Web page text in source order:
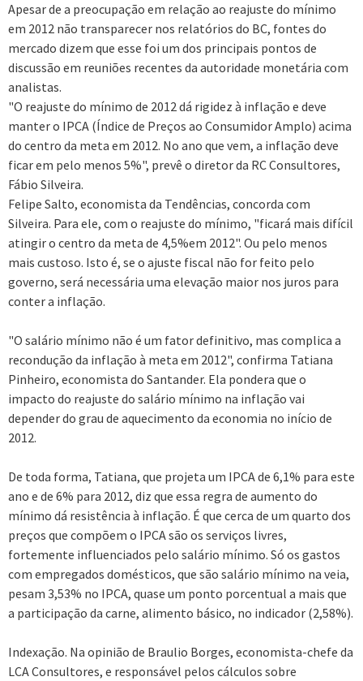
Apesar de a preocupação em relação ao reajuste do mínimo
em 2012 não transparecer nos relatórios do BC, fontes do
mercado dizem que esse foi um dos principais pontos de
discussão em reuniões recentes da autoridade monetária com
analistas.
"O reajuste do mínimo de 2012 dá rigidez à inflação e deve
manter o IPCA (Índice de Preços ao Consumidor Amplo) acima
do centro da meta em 2012. No ano que vem, a inflação deve
ficar em pelo menos 5%", prevê o diretor da RC Consultores,
Fábio Silveira.
Felipe Salto, economista da Tendências, concorda com
Silveira. Para ele, com o reajuste do mínimo, "ficará mais difícil
atingir o centro da meta de 4,5%em 2012". Ou pelo menos
mais custoso. Isto é, se o ajuste fiscal não for feito pelo
governo, será necessária uma elevação maior nos juros para
conter a inflação.
"O salário mínimo não é um fator definitivo, mas complica a
recondução da inflação à meta em 2012", confirma Tatiana
Pinheiro, economista do Santander. Ela pondera que o
impacto do reajuste do salário mínimo na inflação vai
depender do grau de aquecimento da economia no início de
2012.
De toda forma, Tatiana, que projeta um IPCA de 6,1% para este
ano e de 6% para 2012, diz que essa regra de aumento do
mínimo dá resistência à inflação. É que cerca de um quarto dos
preços que compõem o IPCA são os serviços livres,
fortemente influenciados pelo salário mínimo. Só os gastos
com empregados domésticos, que são salário mínimo na veia,
pesam 3,53% no IPCA, quase um ponto porcentual a mais que
a participação da carne, alimento básico, no indicador (2,58%).
Indexação. Na opinião de Braulio Borges, economista-chefe da
LCA Consultores, e responsável pelos cálculos sobre